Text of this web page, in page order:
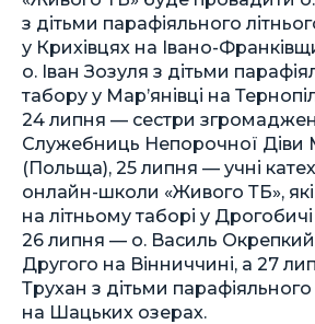
з дітьми парафіяльного
у Крихівцях на Івано-
о. Іван Зозуля з дітьми
табору у Мар’янівці на
24 липня — сестри
Служебниць Непорочної Діви
(Польща), 25 липня — учні
онлайн-школи «Живого ТБ»,
на літньому таборі у
26 липня — о. Василь
Другого на Вінниччині, а 27
Трухан з дітьми парафіяльного
на Шацьких озерах.